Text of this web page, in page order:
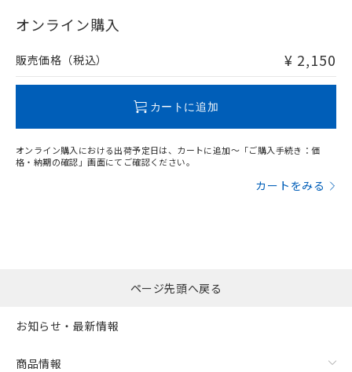
在庫等で未対応品が混在する可能性があります。
問い合わせください。
オンライン購入
販売価格（税込） ¥ 2,150
カートに追加
オンライン購入における出荷予定日は、カートに追加～「ご購入手続き：価
格・納期の確認」画面にてご確認ください。
カートをみる
ページ先頭へ戻る
お知らせ・最新情報
商品情報